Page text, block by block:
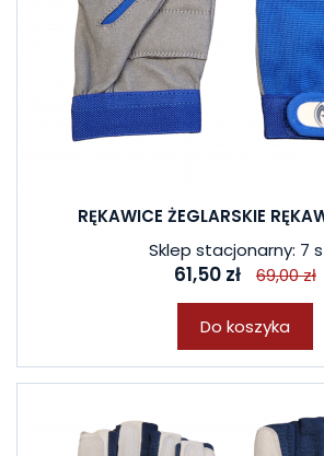
RĘKAWICE ŻEGLARSKIE
Sklep stacjonarny: 7
61,50 zł 69,00 zł
Do koszyka